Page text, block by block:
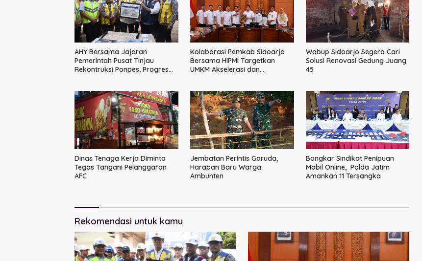
AHY Bersama Jajaran
Pemerintah Pusat Tinjau
Rekontruksi Ponpes, Progres
Kolaborasi Pemkab Sidoarjo
Bersama HIPMI Targetkan
UMKM Akselerasi dan
Wabup Sidoarjo Segera Cari
Solusi Renovasi Gedung Juang
45
Dinas Tenaga Kerja Diminta
Tegas Tangani Pelanggaran
AFC
Jembatan Perintis Garuda,
Harapan Baru Warga
Ambunten
Bongkar Sindikat Penipuan
Mobil Online, Polda Jatim
Amankan 11 Tersangka
Rekomendasi untuk kamu